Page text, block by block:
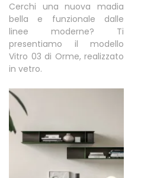
Cerchi una nuova madia
bella e funzionale dalle
linee moderne? Ti
presentiamo il modello
Vitro 03 di Orme, realizzato
in vetro.